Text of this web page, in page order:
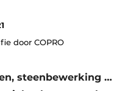
door COPRO
steenbewerking …